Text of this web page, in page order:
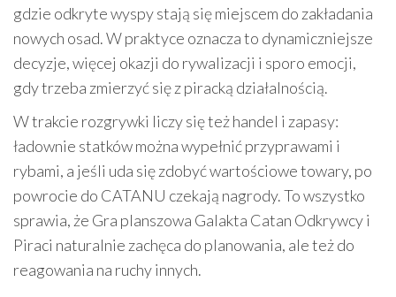
gdzie odkryte wyspy stają się miejscem do zakładania
nowych osad. W praktyce oznacza to dynamiczniejsze
decyzje, więcej okazji do rywalizacji i sporo emocji,
gdy trzeba zmierzyć się z piracką działalnością.
W trakcie rozgrywki liczy się też handel i zapasy:
ładownie statków można wypełnić przyprawami i
rybami, a jeśli uda się zdobyć wartościowe towary, po
powrocie do CATANU czekają nagrody. To wszystko
sprawia, że Gra planszowa Galakta Catan Odkrywcy i
Piraci naturalnie zachęca do planowania, ale też do
reagowania na ruchy innych.